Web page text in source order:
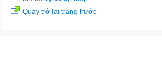
Quay trở lại trang trước